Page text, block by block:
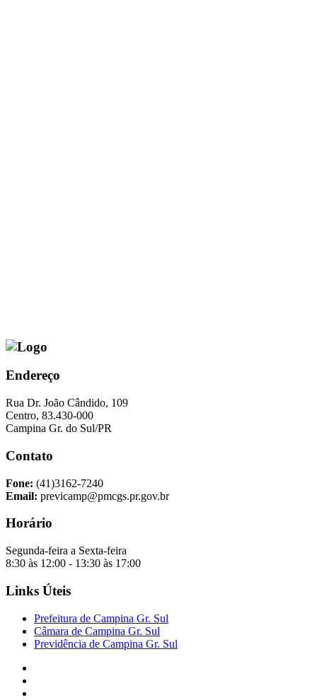
Endereço
Rua Dr. João Cândido, 109
Centro, 83.430-000
Campina Gr. do Sul/PR
Contato
Fone: (41)3162-7240
Email: previcamp@pmcgs.pr.gov.br
Horário
Segunda-feira a Sexta-feira
8:30 às 12:00 - 13:30 às 17:00
Links Úteis
Prefeitura de Campina Gr. Sul
Câmara de Campina Gr. Sul
Previdência de Campina Gr. Sul